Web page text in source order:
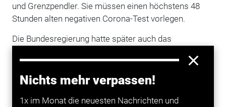
Nichts mehr verpassen!
1x im Monat die neuesten Nachrichten und
und Grenzpendler. Sie müssen einen höchstens 48
Stunden alten negativen Corona-Test vorlegen.
Die Bundesregierung hatte später auch das
Virusvariantengebiet eingestuft. Damit verbunden ist
eine verschärfte Testpflicht für Einreisende und ein
Beförderungsverbot für öffentliche Verkehrsmittel,
allerdings mit Ausnahmen. Stationäre Kontrollen